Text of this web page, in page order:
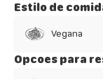
Estilo de
Vegana
Opcoes para